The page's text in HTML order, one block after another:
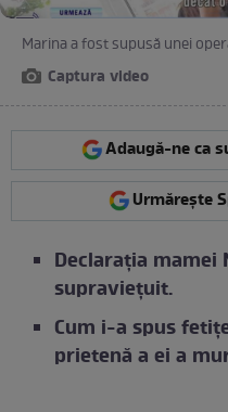
Marina a fost supusă unei
Captura video
Adaugă-ne ca
Urmărește
Declarația mamei
supraviețuit.
Cum i-a spus
prietenă a ei a